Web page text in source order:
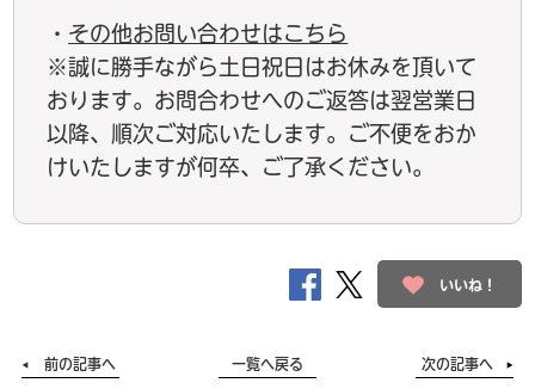
・ その他お問い合わせはこちら
※誠に勝手ながら土日祝日はお休みを頂いて
おります。お問合わせへのご返答は翌営業日
以降、順次ご対応いたします。ご不便をおか
けいたしますが何卒、ご了承ください。
いいね！
前の記事へ 一覧へ戻る 次の記事へ